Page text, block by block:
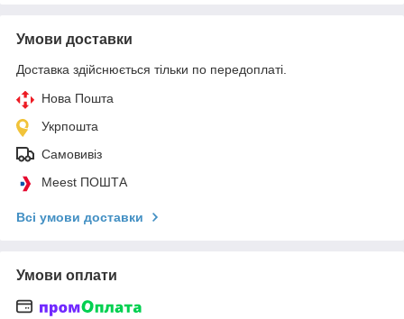
Умови доставки
Доставка здійснюється тільки по передоплаті.
Нова Пошта
Укрпошта
Самовивіз
Meest ПОШТА
Всі умови доставки
Умови оплати